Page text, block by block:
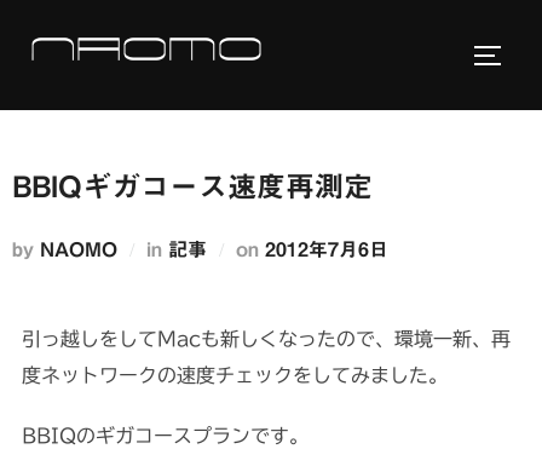
ン
キ
BBIQギガコース速度再測定
by NAOMO in 記事 on 投
2012年7月6日
引っ越しをしてMacも新しくなったので、環境一新、再
度ネットワークの速度チェックをしてみました。
BBIQのギガコースプランです。